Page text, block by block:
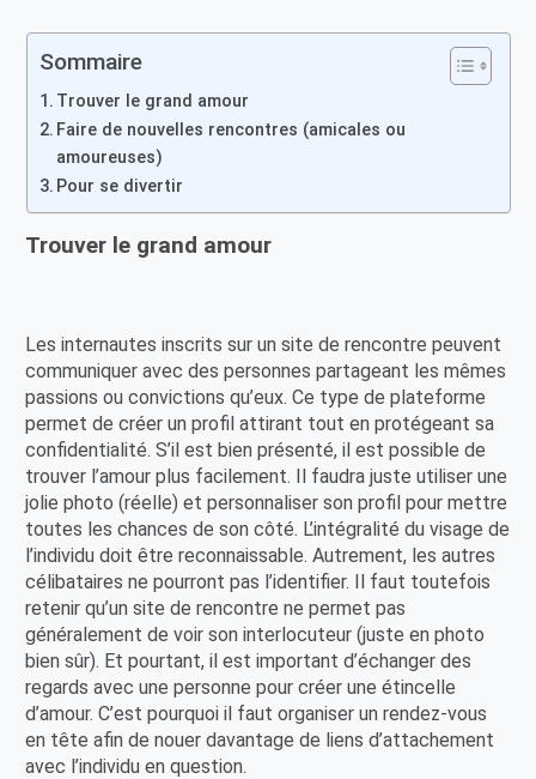
Sommaire
Trouver le grand amour
Faire de nouvelles rencontres (amicales ou
amoureuses)
Pour se divertir
Trouver le grand amour
Les internautes inscrits sur un site de rencontre peuvent
communiquer avec des personnes partageant les mêmes
passions ou convictions qu’eux. Ce type de plateforme
permet de créer un profil attirant tout en protégeant sa
confidentialité. S’il est bien présenté, il est possible de
trouver l’amour plus facilement. Il faudra juste utiliser une
jolie photo (réelle) et personnaliser son profil pour mettre
toutes les chances de son côté. L’intégralité du visage de
l’individu doit être reconnaissable. Autrement, les autres
célibataires ne pourront pas l’identifier. Il faut toutefois
retenir qu’un site de rencontre ne permet pas
généralement de voir son interlocuteur (juste en photo
bien sûr). Et pourtant, il est important d’échanger des
regards avec une personne pour créer une étincelle
d’amour. C’est pourquoi il faut organiser un rendez-vous
en tête afin de nouer davantage de liens d’attachement
avec l’individu en question.